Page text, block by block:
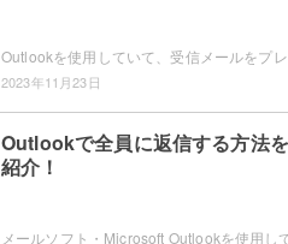
2023年11月23日
Outlookで全員に返信する方法を
紹介！